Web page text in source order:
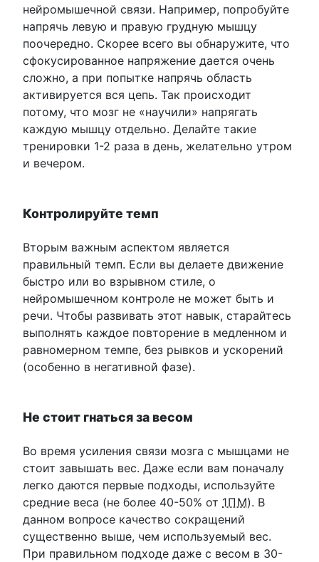
нейромышечной связи. Например, попробуйте
напрячь левую и правую грудную мышцу
поочередно. Скорее всего вы обнаружите, что
сфокусированное напряжение дается очень
сложно, а при попытке напрячь область
активируется вся цепь. Так происходит
потому, что мозг не «научили» напрягать
каждую мышцу отдельно. Делайте такие
тренировки 1-2 раза в день, желательно утром
и вечером.
Контролируйте темп
Вторым важным аспектом является
правильный темп. Если вы делаете движение
быстро или во взрывном стиле, о
нейромышечном контроле не может быть и
речи. Чтобы развивать этот навык, старайтесь
выполнять каждое повторение в медленном и
равномерном темпе, без рывков и ускорений
(особенно в негативной фазе).
Не стоит гнаться за весом
Во время усиления связи мозга с мышцами не
стоит завышать вес. Даже если вам поначалу
легко даются первые подходы, используйте
средние веса (не более 40-50% от 1ПМ). В
данном вопросе качество сокращений
существенно выше, чем используемый вес.
При правильном подходе даже с весом в 30-